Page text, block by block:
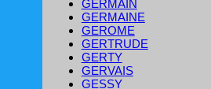
GERMAIN
GERMAINE
GEROME
GERTRUDE
GERTY
GERVAIS
GESSY